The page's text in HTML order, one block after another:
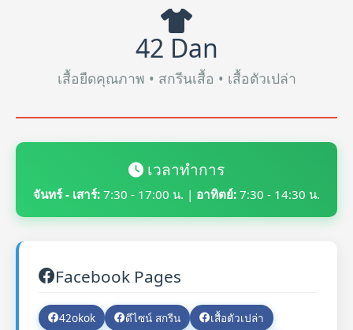
42 Dan
เสื้อยืดคุณภาพ • สกรีนเสื้อ • เสื้อตัวเปล่า
เวลาทำการ
จันทร์ - เสาร์: 7:30 - 17:00 น. | อาทิตย์: 7:30 - 14:30 น.
Facebook Pages
42okok ดีไซน์ สกรีน
เสื้อตัวเปล่า